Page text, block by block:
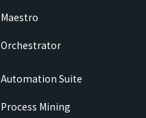
Maestro
Orchestrator
Automation Suite
Process Mining